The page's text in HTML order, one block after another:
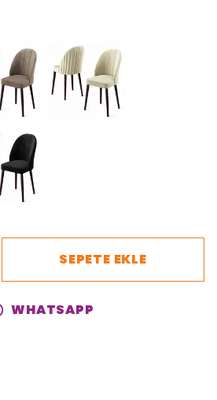
SEPETE EKLE
WHATSAPP